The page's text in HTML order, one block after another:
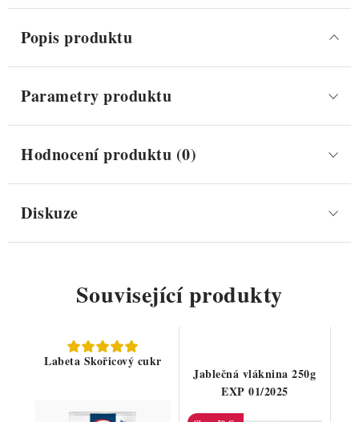
Popis produktu
Parametry produktu
Hodnocení produktu (0)
Diskuze
Související produkty
Labeta Skořicový cukr
Jablečná vláknina 250g
EXP 01/2025